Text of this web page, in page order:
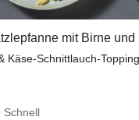
mit Birne und
Käse-Schnittlauch-Topping
Schnell